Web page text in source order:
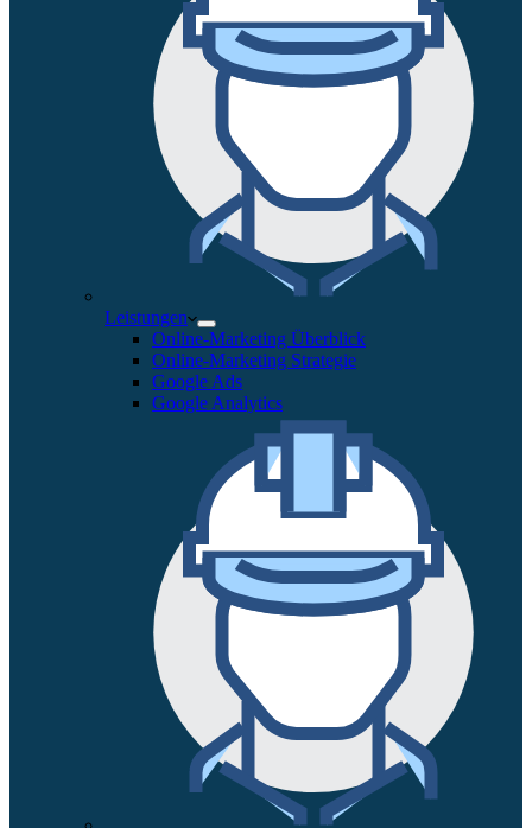
Leistungen
Online-Marketing Überblick
Online-Marketing Strategie
Google Ads
Google Analytics